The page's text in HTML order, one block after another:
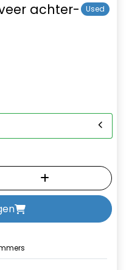
achter-
Used